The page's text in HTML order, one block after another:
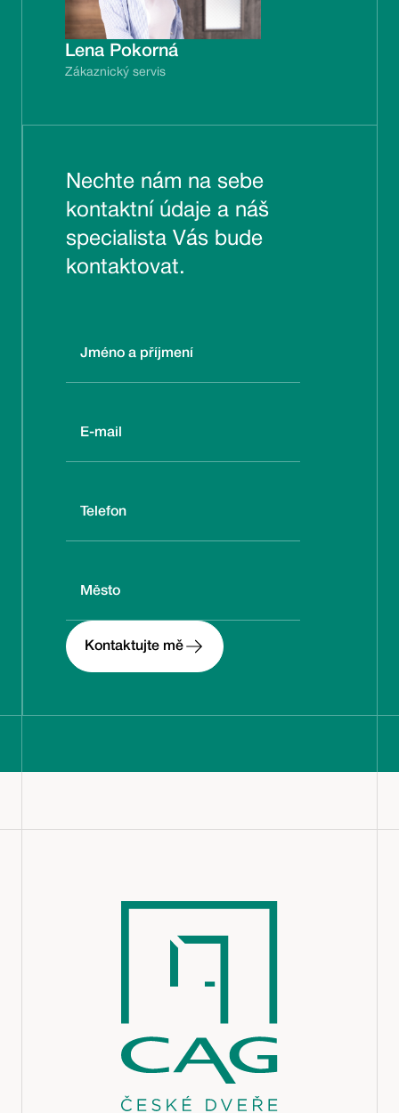
Lena Pokorná
Zákaznický servis
Nechte nám na sebe
kontaktní údaje a náš
specialista Vás bude
kontaktovat.
Kontaktujte mě